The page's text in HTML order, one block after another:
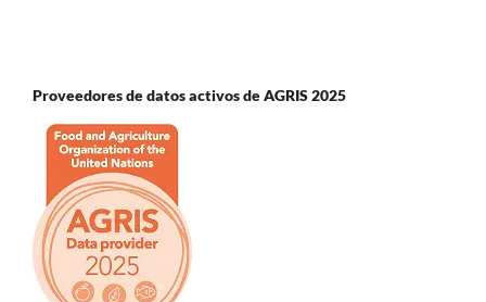
Proveedores de datos activos de AGRIS 2025